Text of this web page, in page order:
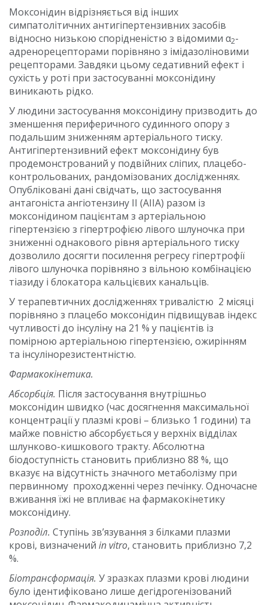
Моксонідин відрізняється від інших
симпатолітичних антигіпертензивних засобів
відносно низькою спорідненістю з відомими α2-
адренорецепторами порівняно з імідазоліновими
рецепторами. Завдяки цьому седативний ефект і
сухість у роті при застосуванні моксонідину
виникають рідко.
У людини застосування моксонідину призводить до
зменшення периферичного судинного опору з
подальшим зниженням артеріального тиску.
Антигіпертензивний ефект моксонідину був
продемонстрований у подвійних сліпих, плацебо-
контрольованих, рандомізованих дослідженнях.
Опубліковані дані свідчать, що застосування
антагоніста ангіотензину ІІ (АІІА) разом із
моксонідином пацієнтам з артеріальною
гіпертензією з гіпертрофією лівого шлуночка при
зниженні однакового рівня артеріального тиску
дозволило досягти посилення регресу гіпертрофії
лівого шлуночка порівняно з вільною комбінацією
тіазиду і блокатора кальцієвих канальців.
У терапевтичних дослідженнях тривалістю 2 місяці
порівняно з плацебо моксонідин підвищував індекс
чутливості до інсуліну на 21 % у пацієнтів із
помірною артеріальною гіпертензією, ожирінням
та інсулінорезистентністю.
Фармакокінетика.
Абсорбція. Після застосування внутрішньо
моксонідин швидко (час досягнення максимальної
концентрації у плазмі крові – близько 1 години) та
майже повністю абсорбується у верхніх відділах
шлунково-кишкового тракту. Абсолютна
біодоступність становить приблизно 88 %, що
вказує на відсутність значного метаболізму при
первинному проходженні через печінку. Одночасне
вживання їжі не впливає на фармакокінетику
моксонідину.
Розподіл. Ступінь зв’язування з білками плазми
крові, визначений in vitro, становить приблизно 7,2
%.
Біотрансформація. У зразках плазми крові людини
було ідентифіковано лише дегідрогенізований